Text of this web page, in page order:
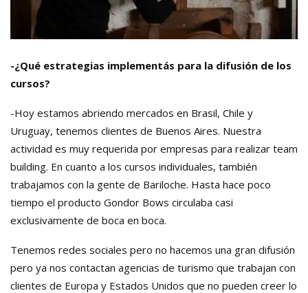
-¿Qué estrategias implementás para la difusión de los
cursos?
-Hoy estamos abriendo mercados en Brasil, Chile y
Uruguay, tenemos clientes de Buenos Aires. Nuestra
actividad es muy requerida por empresas para realizar team
building. En cuanto a los cursos individuales, también
trabajamos con la gente de Bariloche. Hasta hace poco
tiempo el producto Gondor Bows circulaba casi
exclusivamente de boca en boca.
Tenemos redes sociales pero no hacemos una gran difusión
pero ya nos contactan agencias de turismo que trabajan con
clientes de Europa y Estados Unidos que no pueden creer lo